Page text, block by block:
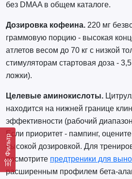
Фильтр
без DMAA в общем каталоге.
Дозировка кофеина.220 мг
граммовую порцию - высокая
атлетов весом до 70 кг с низкой
стимуляторам стартовая доза -
ложки).
Целевые аминокислоты.
находится на нижней границе
эффективности (рабочий
Если приоритет - пампинг,
высокой дозировкой. Для
посмотрите предтреники для
расширенным профилем бета-